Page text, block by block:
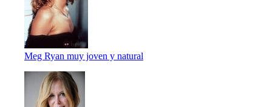
Meg Ryan muy joven y natural